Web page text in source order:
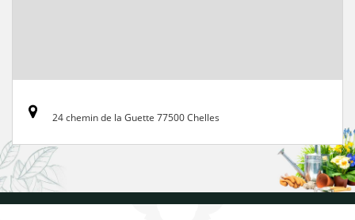
24 chemin de la Guette 77500 Chelles